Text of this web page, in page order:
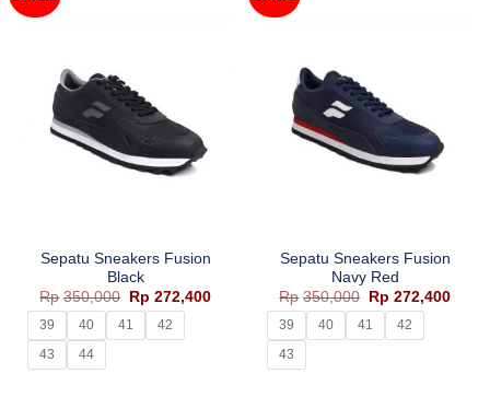
Sepatu Sneakers Fusion
Black
Rp 350,000
Harga
aslinya
adalah:
Rp350,000.
Rp 272,400Harga
Rp272,400.
39 40 41
42
43
44
Sepatu Sneakers Fusion
Navy Red
Rp 350,000
Harga
aslinya
adalah:
Rp350,000.
Rp 272,400
39 40 41
42
43